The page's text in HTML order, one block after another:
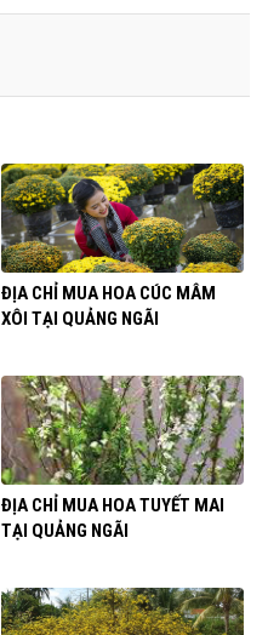
ĐỊA CHỈ MUA HOA CÚC MÂM
XÔI TẠI QUẢNG NGÃI
ĐỊA CHỈ MUA HOA TUYẾT MAI
TẠI QUẢNG NGÃI